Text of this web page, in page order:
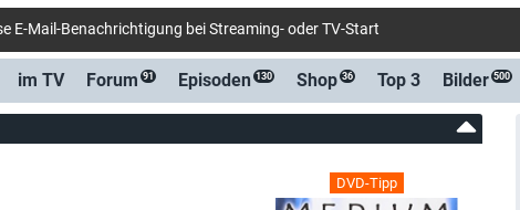
E-Mail-Benachrichtigung bei Streaming- oder TV-Start
im TV Forum 91 Episoden 130 Shop 36 Top 3 Bilder 500
DVD-Tipp